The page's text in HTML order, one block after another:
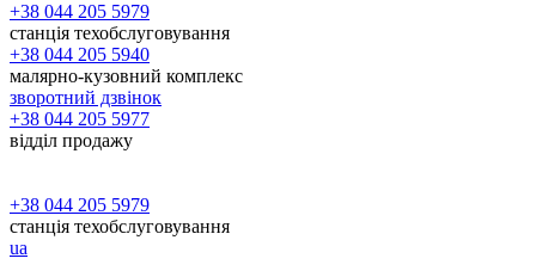
+38 044 205 5979
станція техобслуговування
+38 044 205 5940
малярно-кузовний комплекс
зворотний дзвінок
+38 044 205 5977
відділ продажу
+38 044 205 5979
станція техобслуговування
ua